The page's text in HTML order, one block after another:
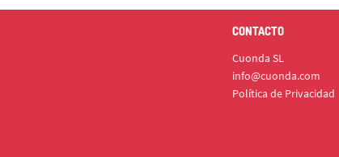
CONTACTO
Cuonda SL
info@cuonda.com
Política de Privacidad